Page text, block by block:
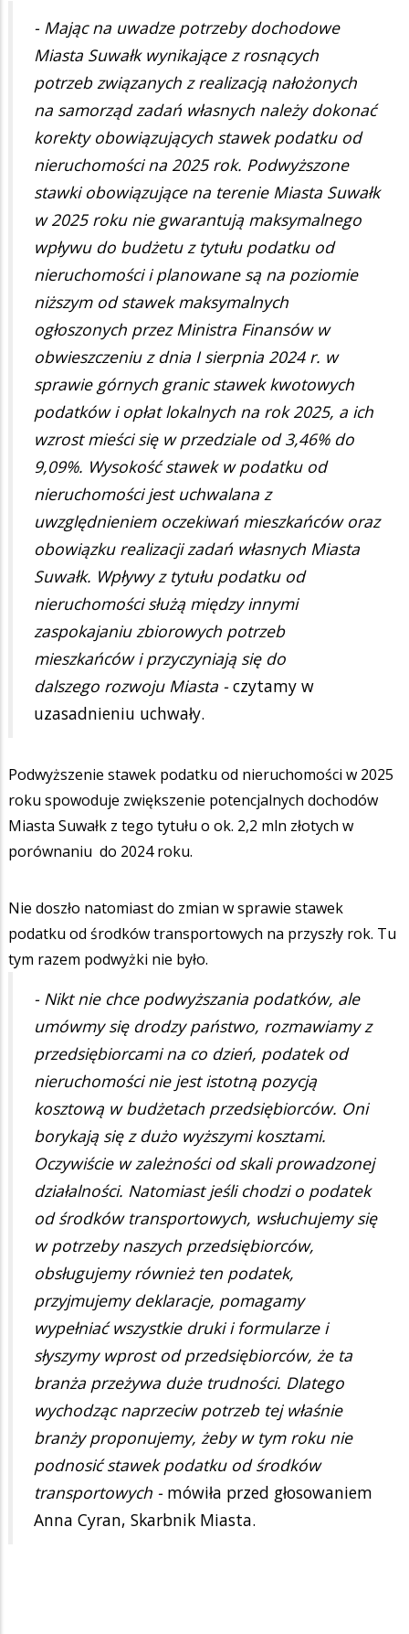
- Mając na uwadze potrzeby dochodowe
Miasta Suwałk wynikające z rosnących
potrzeb związanych z realizacją nałożonych
na samorząd zadań własnych należy dokonać
korekty obowiązujących stawek podatku od
nieruchomości na 2025 rok. Podwyższone
stawki obowiązujące na terenie Miasta Suwałk
w 2025 roku nie gwarantują maksymalnego
wpływu do budżetu z tytułu podatku od
nieruchomości i planowane są na poziomie
niższym od stawek maksymalnych
ogłoszonych przez Ministra Finansów w
obwieszczeniu z dnia I sierpnia 2024 r. w
sprawie górnych granic stawek kwotowych
podatków i opłat lokalnych na rok 2025, a ich
wzrost mieści się w przedziale od 3,46% do
9,09%. Wysokość stawek w podatku od
nieruchomości jest uchwalana z
uwzględnieniem oczekiwań mieszkańców oraz
obowiązku realizacji zadań własnych Miasta
Suwałk. Wpływy z tytułu podatku od
nieruchomości służą między innymi
zaspokajaniu zbiorowych potrzeb
mieszkańców i przyczyniają się do
dalszego rozwoju Miasta - czytamy w
uzasadnieniu uchwały.
Podwyższenie stawek podatku od nieruchomości w 2025
roku spowoduje zwiększenie potencjalnych dochodów
Miasta Suwałk z tego tytułu o ok. 2,2 mln złotych w
porównaniu do 2024 roku.
Nie doszło natomiast do zmian w sprawie stawek
podatku od środków transportowych na przyszły rok. Tu
tym razem podwyżki nie było.
- Nikt nie chce podwyższania podatków, ale
umówmy się drodzy państwo, rozmawiamy z
przedsiębiorcami na co dzień, podatek od
nieruchomości nie jest istotną pozycją
kosztową w budżetach przedsiębiorców. Oni
borykają się z dużo wyższymi kosztami.
Oczywiście w zależności od skali prowadzonej
działalności. Natomiast jeśli chodzi o podatek
od środków transportowych, wsłuchujemy się
w potrzeby naszych przedsiębiorców,
obsługujemy również ten podatek,
przyjmujemy deklaracje, pomagamy
wypełniać wszystkie druki i formularze i
słyszymy wprost od przedsiębiorców, że ta
branża przeżywa duże trudności. Dlatego
wychodząc naprzeciw potrzeb tej właśnie
branży proponujemy, żeby w tym roku nie
podnosić stawek podatku od środków
transportowych - mówiła przed głosowaniem
Anna Cyran, Skarbnik Miasta.